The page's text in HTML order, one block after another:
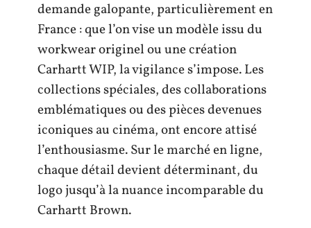
demande galopante, particulièrement en
France : que l’on vise un modèle issu du
workwear originel ou une création
Carhartt WIP, la vigilance s’impose. Les
collections spéciales, des collaborations
emblématiques ou des pièces devenues
iconiques au cinéma, ont encore attisé
l’enthousiasme. Sur le marché en ligne,
chaque détail devient déterminant, du
logo jusqu’à la nuance incomparable du
Carhartt Brown.